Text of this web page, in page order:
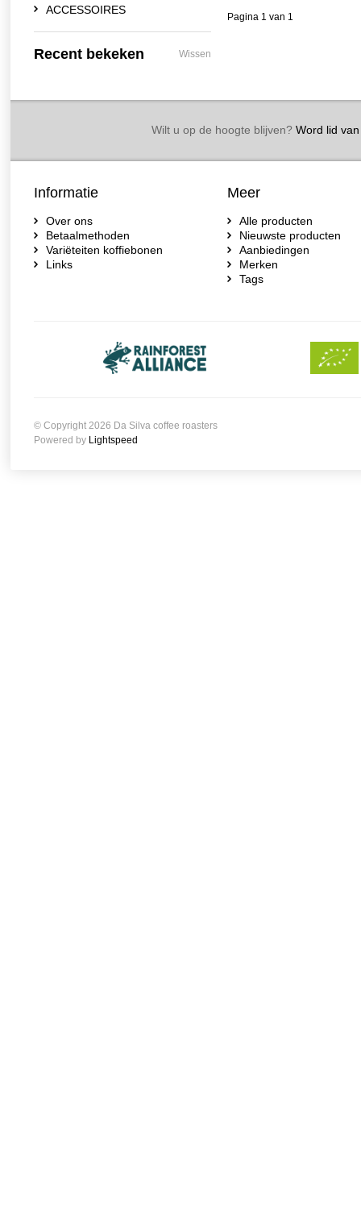
Pagina 1 van 1
ACCESSOIRES
Recent bekeken Wissen
Wilt u op de hoogte blijven?Word lid van
Informatie
Over ons
Betaalmethoden
Variëteiten koffiebonen
Links
Meer
Alle producten
Nieuwste producten
Aanbiedingen
Merken
Tags
© Copyright 2026 Da Silva coffee roasters
Powered by Lightspeed